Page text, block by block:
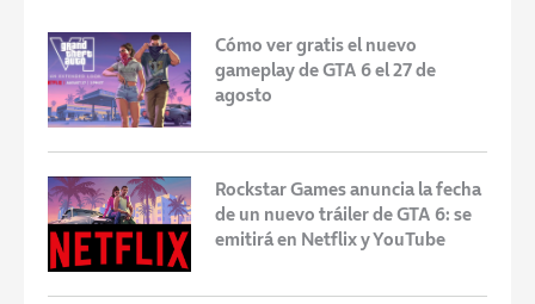
Cómo ver gratis el nuevo
gameplay de GTA 6 el 27 de
agosto
Rockstar Games anuncia la fecha
de un nuevo tráiler de GTA 6: se
emitirá en Netflix y YouTube